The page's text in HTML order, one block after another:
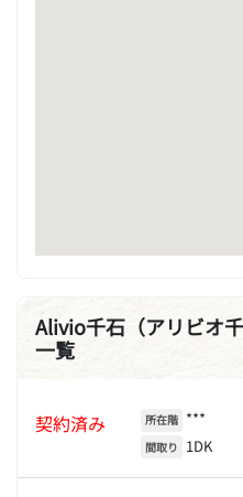
Alivio千石（アリビオ
一覧
契約済み 所在階 ***
間取り 1DK